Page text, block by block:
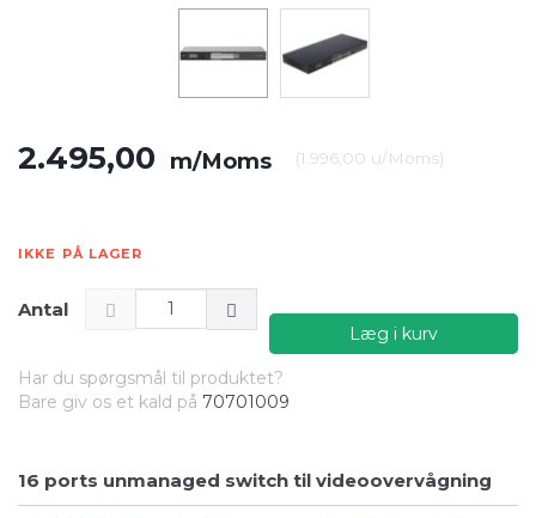
2.495,00 m/Moms (1.996,00 u/Moms)
IKKE PÅ LAGER
Antal
Læg i kurv
Har du spørgsmål til produktet?
Bare giv os et kald på 70701009
16 ports unmanaged switch til videoovervågning